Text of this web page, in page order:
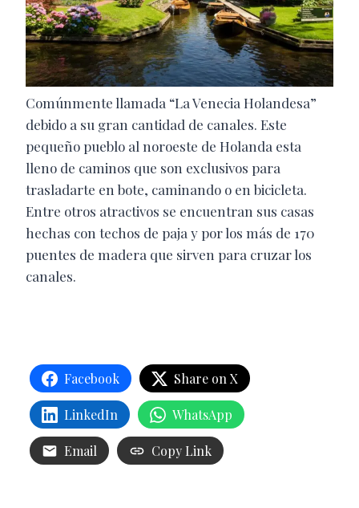
Comúnmente llamada “La Venecia Holandesa”
debido a su gran cantidad de canales. Este
pequeño pueblo al noroeste de Holanda esta
lleno de caminos que son exclusivos para
trasladarte en bote, caminando o en bicicleta.
Entre otros atractivos se encuentran sus casas
hechas con techos de paja y por los más de 170
puentes de madera que sirven para cruzar los
canales.
Facebook Share on X
LinkedIn WhatsApp
Email Copy Link